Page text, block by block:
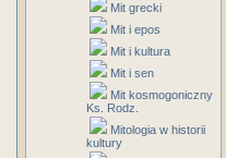
Mit grecki
Mit i epos
Mit i kultura
Mit i sen
Mit kosmogoniczny
Ks. Rodz.
Mitologia w historii
kultury